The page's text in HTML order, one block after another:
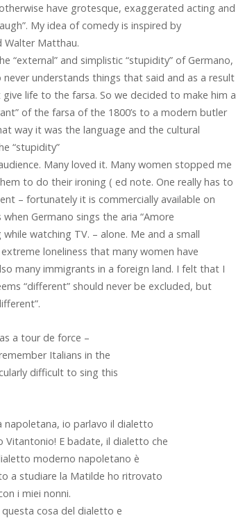
have grotesque, exaggerated acting and
My idea of comedy is inspired by
Walter Matthau.
and simplistic “stupidity” of Germano,
understands things that said and as a result
life to the farsa. So we decided to make him a
of the farsa of the 1800’s to a modern butler
way it was the language and the cultural
“stupidity”
Many loved it. Many women stopped me
to do their ironing ( ed note. One really has to
– fortunately it is commercially available on
Germano sings the aria “Amore
watching TV. – alone. Me and a small
loneliness that many women have
many immigrants in a foreign land. I felt that I
“different” should never be excluded, but
a tour de force –
Italians in the
difficult to sing this
napoletana, io parlavo il dialetto
Vitantonio! E badate, il dialetto che
moderno napoletano è
a studiare la Matilde ho ritrovato
i miei nonni.
cosa del dialetto e